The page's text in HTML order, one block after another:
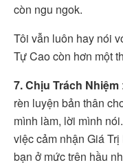
còn ngu ngok.
Tôi vẫn luôn hay nói
Tự Cao còn hơn một
7. Chịu Trách Nhiệm
rèn luyện bản thân
mình làm, lời mình
việc cảm nhận Giá
bạn ở mức trên hầu